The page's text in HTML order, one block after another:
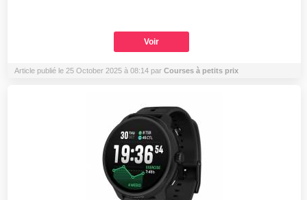
Voir
Article publié le 25 October 2025 à 08:14 par Courses à petits prix